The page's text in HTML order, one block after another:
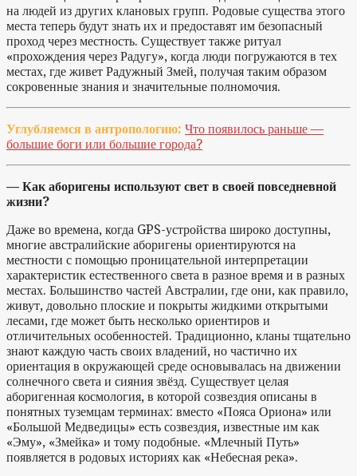
на людей из других клановых групп. Родовые существа этого
места теперь будут знать их и предоставят им безопасный
проход через местность. Существует также ритуал
«прохождения через Радугу», когда люди погружаются в тех
местах, где живет Радужный Змей, получая таким образом
сокровенные знания и значительные полномочия.
Углубляемся в антропологию: Что появилось раньше —
большие боги или большие города?
— Как аборигены используют свет в своей повседневной
жизни?
Даже во времена, когда GPS-устройства широко доступны,
многие австралийские аборигены ориентируются на
местности с помощью проницательной интерпретации
характеристик естественного света в разное время и в разных
местах. Большинство частей Австралии, где они, как правило,
живут, довольно плоские и покрыты жидкими открытыми
лесами, где может быть несколько ориентиров и
отличительных особенностей. Традиционно, кланы тщательно
знают каждую часть своих владений, но частично их
ориентация в окружающей среде основывалась на движении
солнечного света и сияния звёзд. Существует целая
аборигенная космология, в которой созвездия описаны в
понятных туземцам терминах: вместо «Пояса Ориона» или
«Большой Медведицы» есть созвездия, известные им как
«Эму», «Змейка» и тому подобные. «Млечный Путь»
появляется в родовых историях как «Небесная река».